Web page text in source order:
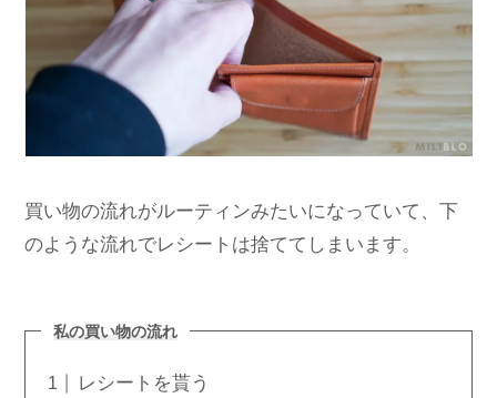
買い物の流れがルーティンみたいになっていて、下
のような流れでレシートは捨ててしまいます。
私の買い物の流れ
レシートを貰う